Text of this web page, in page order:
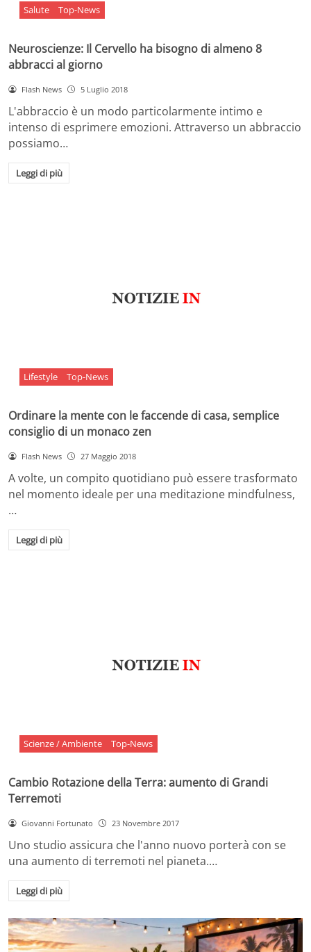
Salute Top-News
Neuroscienze: Il Cervello ha bisogno di almeno 8
abbracci al giorno
Flash News 5 Luglio 2018
L'abbraccio è un modo particolarmente intimo e
intenso di esprimere emozioni. Attraverso un abbraccio
possiamo…
Leggi di più
Lifestyle Top-News
Ordinare la mente con le faccende di casa, semplice
consiglio di un monaco zen
Flash News 27 Maggio 2018
A volte, un compito quotidiano può essere trasformato
nel momento ideale per una meditazione mindfulness,
…
Leggi di più
Scienze / Ambiente Top-News
Cambio Rotazione della Terra: aumento di Grandi
Terremoti
Giovanni Fortunato 23 Novembre 2017
Uno studio assicura che l'anno nuovo porterà con se
una aumento di terremoti nel pianeta.…
Leggi di più